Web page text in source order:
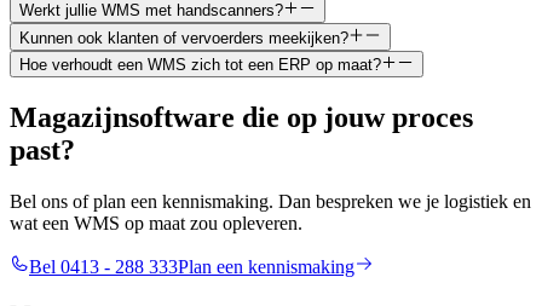
Werkt jullie WMS met handscanners?
Kunnen ook klanten of vervoerders meekijken?
Hoe verhoudt een WMS zich tot een ERP op maat?
Magazijnsoftware die op jouw proces
past?
Bel ons of plan een kennismaking. Dan bespreken we je logistiek en
wat een WMS op maat zou opleveren.
Bel 0413 - 288 333Plan een kennismaking